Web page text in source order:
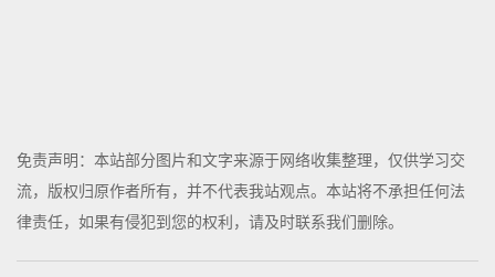
免责声明：本站部分图片和文字来源于网络收集整理，仅供学习交
流，版权归原作者所有，并不代表我站观点。本站将不承担任何法
律责任，如果有侵犯到您的权利，请及时联系我们删除。